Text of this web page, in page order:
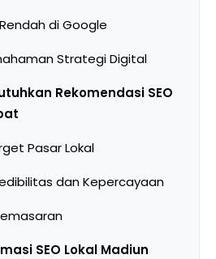
di Google
Strategi Digital
Rekomendasi SEO
Pasar Lokal
dan Kepercayaan
SEO Lokal Madiun